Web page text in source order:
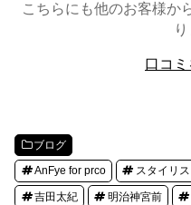
こちらにも他のお客様か
り
口コ
ブログ
AnFye for prco スタイリス
吉田太紀 明治神宮前